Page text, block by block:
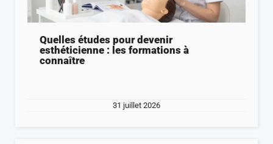
Quelles études pour devenir
esthéticienne : les formations à
connaître
31 juillet 2026